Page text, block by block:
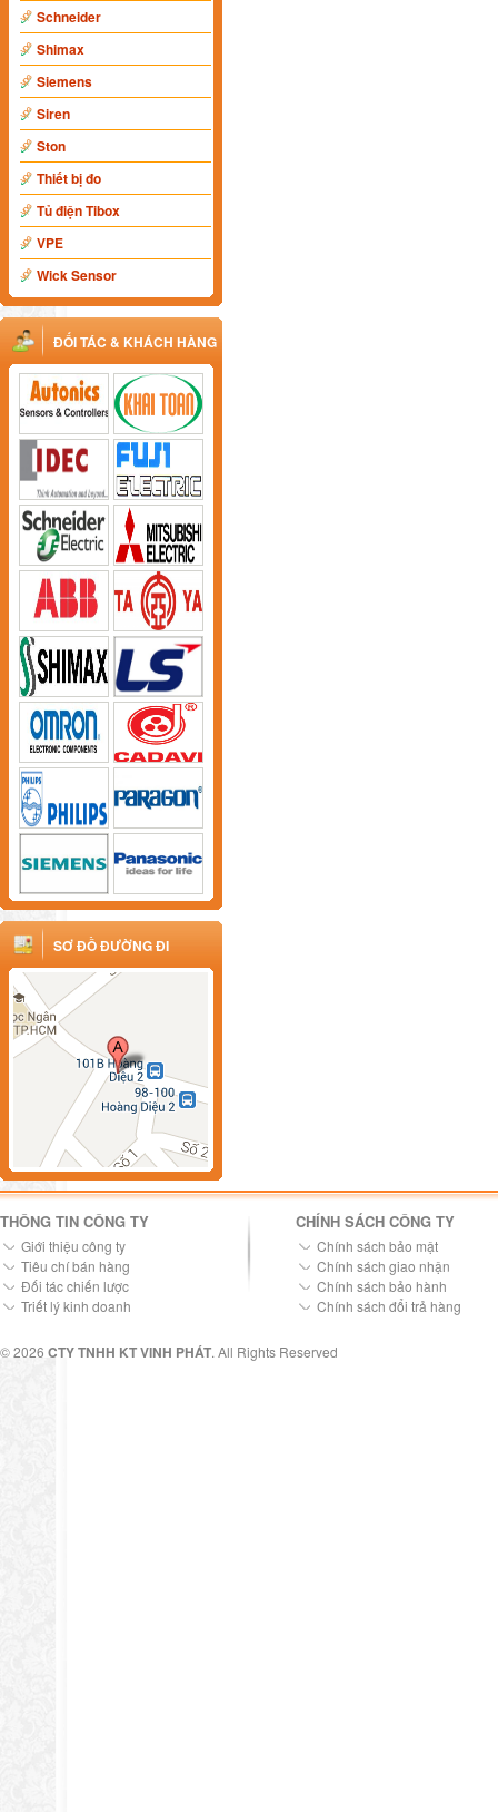
Schneider
Shimax
Siemens
Siren
Ston
Thiết bị đo
Tủ điện Tibox
VPE
Wick Sensor
ĐỐI TÁC & KHÁCH HÀNG
SƠ ĐỒ ĐƯỜNG ĐI
THÔNG TIN CÔNG TY
Giới thiệu công ty
Tiêu chí bán hàng
Đối tác chiến lược
Triết lý kinh doanh
CHÍNH SÁCH CÔNG TY
Chính sách bảo mật
Chính sách giao nhận
Chính sách bảo hành
Chính sách đổi trả hàng
© 2026 CTY TNHH KT VINH PHÁT. All Rights Reserved